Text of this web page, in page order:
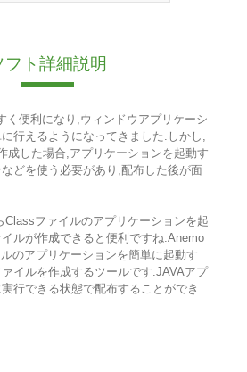
フト詳細説明
く便利になり,ウィンドウアプリケーシ
行えるようになってきました.しかし,
成した場合,アプリケーションを起動す
どを使う必要があり,配布した後が面
Classファイルのアプリケーションを起
ルが作成できると便利ですね.Anemo
のアプリケーションを簡単に起動す
イルを作成するツールです.JAVAアプ
行できる状態で配布することができ